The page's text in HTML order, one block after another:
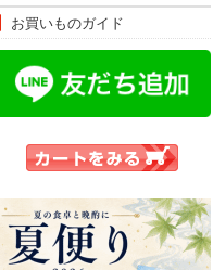
お買いものガイド